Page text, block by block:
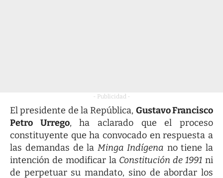
- Publicidad -
El presidente de la República, Gustavo Francisco
Petro Urrego, ha aclarado que el proceso
constituyente que ha convocado en respuesta a
las demandas de la Minga Indígena no tiene la
intención de modificar la Constitución de 1991 ni
de perpetuar su mandato, sino de abordar los